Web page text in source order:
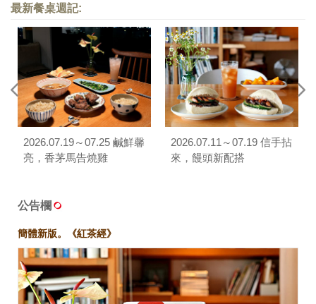
最新餐桌週記:
2026.07.19～07.25 鹹鮮馨
亮，香茅馬告燒雞
2026.07.11～07.19 信手拈
來，饅頭新配搭
公告欄
簡體新版。《紅茶經》